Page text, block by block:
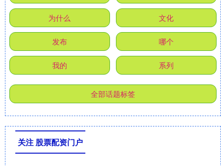
为什么 文化
发布 哪个
我的 系列
全部话题标签
关注 股票配资门户